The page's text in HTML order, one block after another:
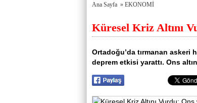
porno
escort
antalya
escort
bursa
bursa
escort
escort
Genel
şehir
rehberi
karşılaştırmaları
Ana Sayfa » EKONOMİ
Küresel Kriz Altını
Ortadoğu’da tırmanan askeri
deprem etkisi yarattı. Ons